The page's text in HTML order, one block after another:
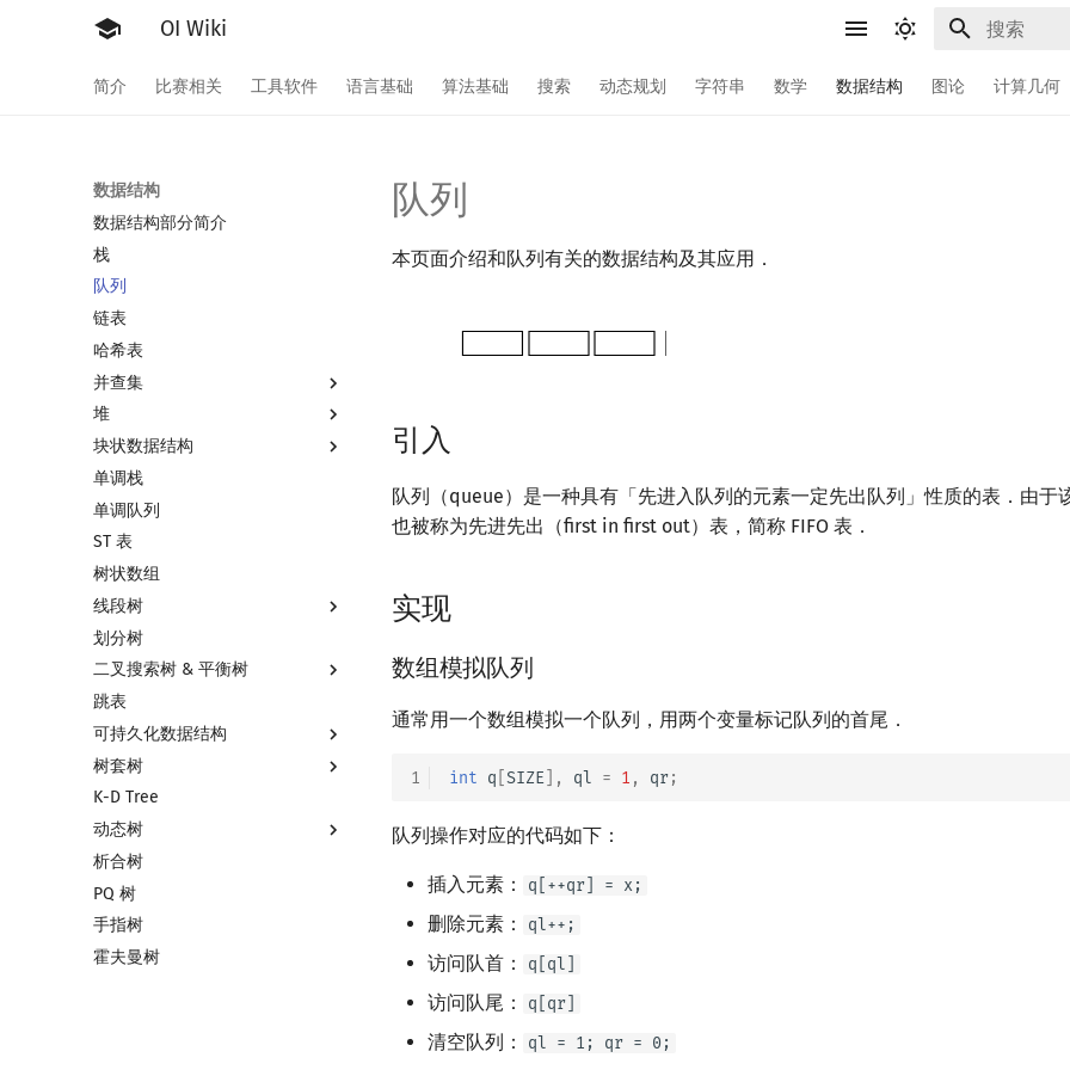
OI Wiki
简介 比赛相关 工具软件 语言基础 算法基础 搜索 动态规划 字符串 数学 数据结构 图论 计算几何
数据结构
数据结构部分简介
栈
队列
链表
哈希表
并查集
并查集
并查集复杂度
堆
堆简介
二叉堆
配对堆
左偏树
块状数据结构
分块思想
块状数组
块状链表
树分块
Sqrt Tree
单调栈
单调队列
ST 表
树状数组
线段树
线段树基础
线段树合并 & 分裂
李超线段树
猫树
区间最值操作 & 区间历史最值
Kinetic Tournament Tree
划分树
二叉搜索树 & 平衡树
二叉搜索树 & 平衡树
Treap
Splay 树
WBLT
替罪羊树
笛卡尔树
Size Balanced Tree
AVL 树
红黑树
跳表
可持久化数据结构
可持久化数据结构简介
可持久化线段树
可持久化块状数组
可持久化平衡树
可持久化字典树
可持久化可并堆
树套树
线段树套线段树
平衡树套线段树
线段树套平衡树
树状数组套权值线段树
分块套树状数组
K-D Tree
动态树
Link Cut Tree
全局平衡二叉树
Euler Tour Tree
Top Tree
析合树
PQ 树
手指树
霍夫曼树
队列
本页面介绍和队列有关的数据结构及其应用．
引入
队列（queue）是一种具有「先进入队列的元素一定先出队列」性质的表．由于
也被称为先进先出（first in first out）表，简称 FIFO 表．
实现
数组模拟队列
通常用一个数组模拟一个队列，用两个变量标记队列的首尾．
1 int q SIZE ], ql = 1 , qr;
队列操作对应的代码如下：
插入元素： q[++qr] = x;
删除元素： ql++;
访问队首： q[ql]
访问队尾： q[qr]
清空队列： ql = 1; qr = 0;